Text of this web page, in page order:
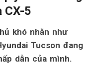
CX-5
khó nhằn như
Tucson đang
dẫn của mình.